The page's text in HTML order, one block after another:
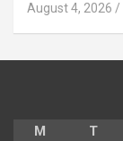
August 4, 2026
M T